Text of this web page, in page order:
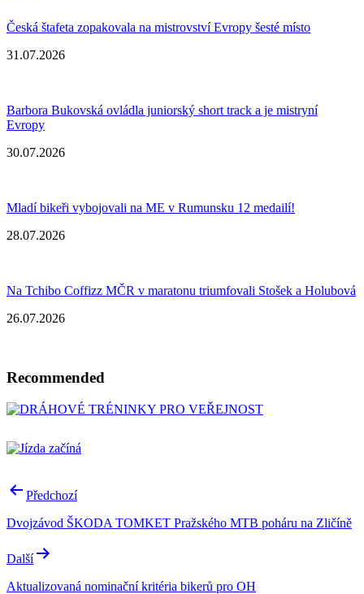
Česká štafeta zopakovala na mistrovství Evropy šesté místo
31.07.2026
Barbora Bukovská ovládla juniorský short track a je mistryní
Evropy
30.07.2026
Mladí bikeři vybojovali na ME v Rumunsku 12 medailí!
28.07.2026
Na Tchibo Coffizz MČR v maratonu triumfovali Stošek a Holubová
26.07.2026
Recommended
Post
navigation
Předchozí
Dvojzávod ŠKODA TOMKET Pražského MTB poháru na Zličíně
Další
Aktualizovaná nominační kritéria bikerů pro OH